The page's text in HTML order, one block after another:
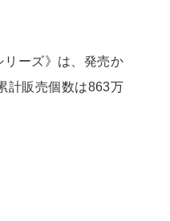
リーズ》は、発売か
計販売個数は863万